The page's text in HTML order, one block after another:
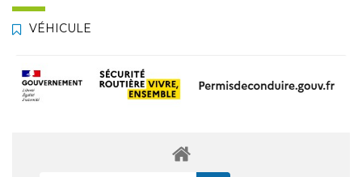
VÉHICULE